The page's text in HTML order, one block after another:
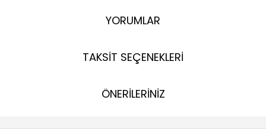
YORUMLAR
TAKSİT SEÇENEKLERİ
ÖNERİLERİNİZ